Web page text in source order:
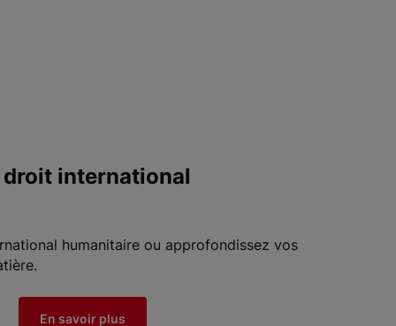
international
humanitaire ou approfondissez vos
En savoir plus